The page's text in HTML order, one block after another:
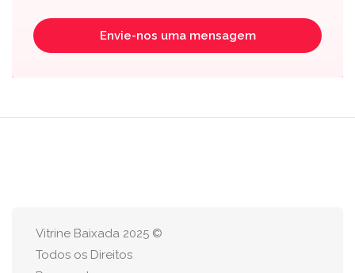
Envie-nos uma mensagem
Vitrine Baixada 2025 ©
Todos os Direitos